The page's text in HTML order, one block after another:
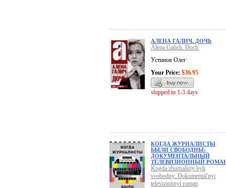
АЛЕНА ГАЛИЧ. ДОЧЬ
Alena Galich. Doch'
Устинов Олег
Your Price: $36.95
shipped in 1-3 days
КОГДА ЖУРНАЛИСТЫ
БЫЛИ СВОБОДНЫ:
ДОКУМЕНТАЛЬНЫЙ
ТЕЛЕВИЗИОННЫЙ
Kogda zhurnalisty byli
svobodny: Dokumental'nyi
televizionnyi roman